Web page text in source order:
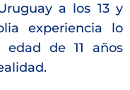
a los 13 y
experiencia lo
de 11 años